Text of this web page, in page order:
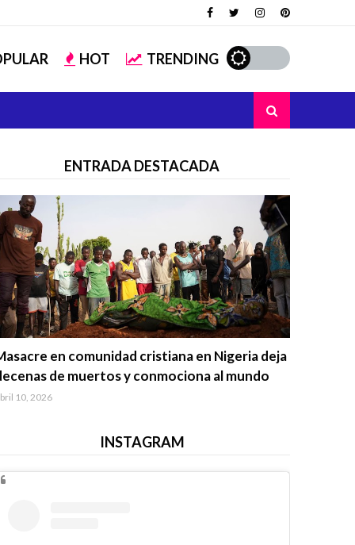
HOT TRENDING
ENTRADA DESTACADA
en comunidad cristiana en Nigeria deja
de muertos y conmociona al mundo
10, 2026
INSTAGRAM